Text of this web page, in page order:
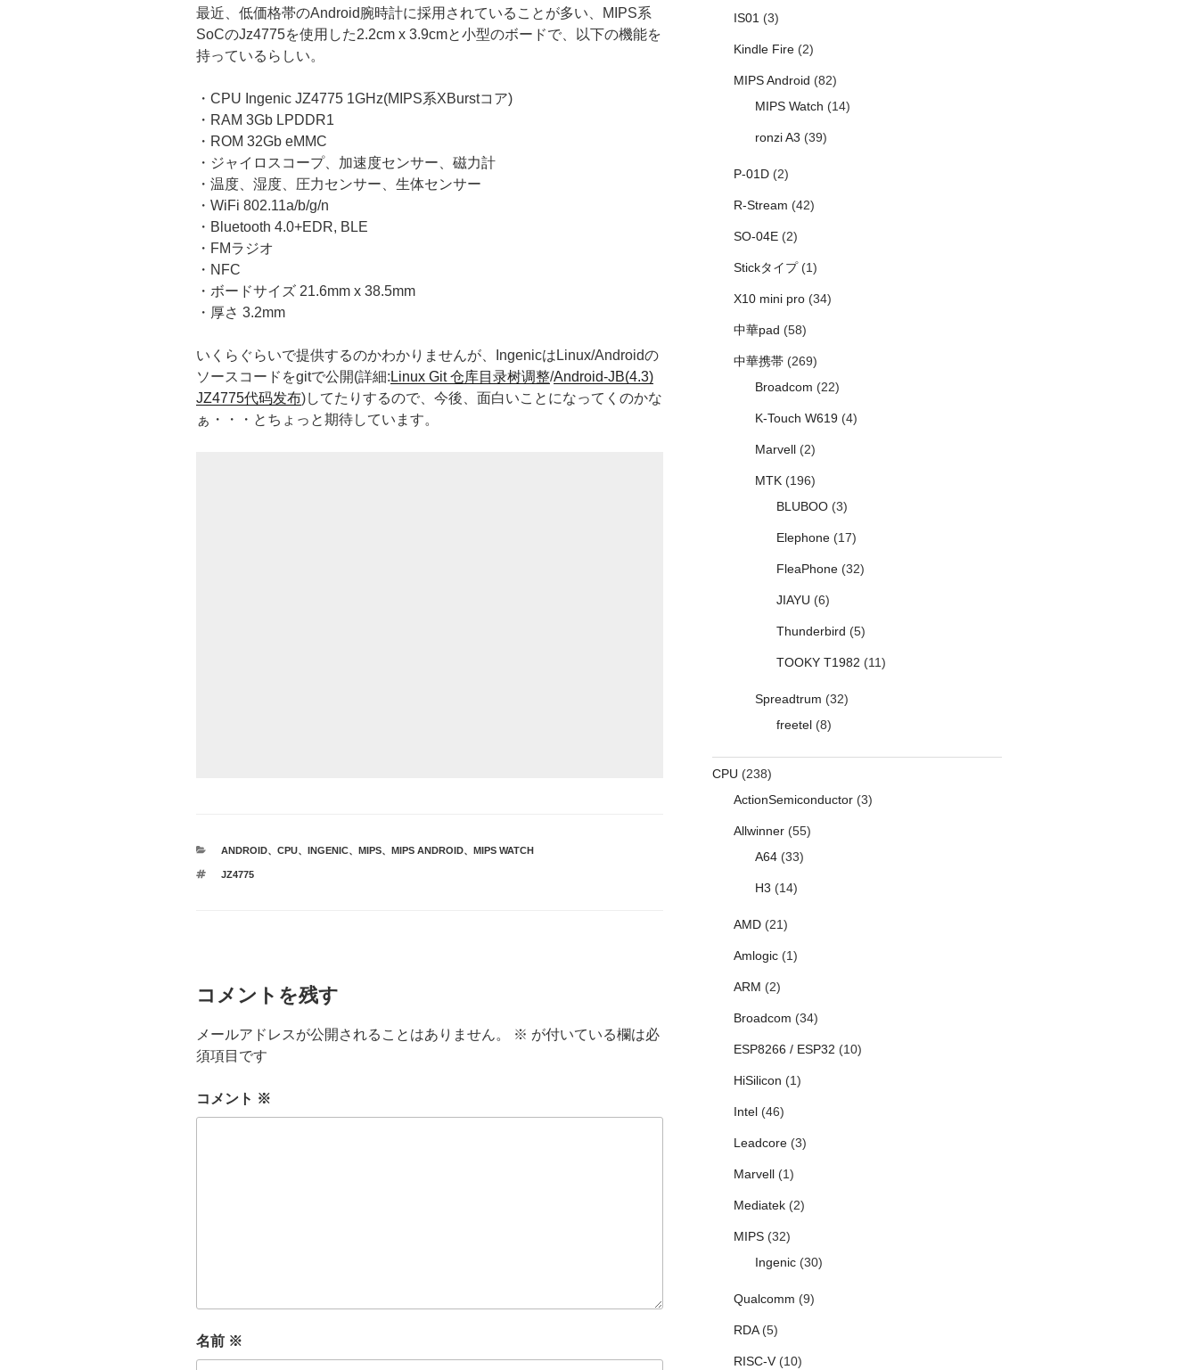
最近、低価格帯のAndroid腕時計に採用されていることが多い、MIPS系
SoCのJz4775を使用した2.2cm x 3.9cmと小型のボードで、以下の機能を
持っているらしい。
・CPU Ingenic JZ4775 1GHz(MIPS系XBurstコア)
・RAM 3Gb LPDDR1
・ROM 32Gb eMMC
・ジャイロスコープ、加速度センサー、磁力計
・温度、湿度、圧力センサー、生体センサー
・WiFi 802.11a/b/g/n
・Bluetooth 4.0+EDR, BLE
・FMラジオ
・NFC
・ボードサイズ 21.6mm x 38.5mm
・厚さ 3.2mm
いくらぐらいで提供するのかわかりませんが、IngenicはLinux/Androidの
ソースコードをgitで公開(詳細: Linux Git 仓库目录树调整/Android-JB(4.3)
JZ4775代码发布)してたりするので、今後、面白いことになってくのかな
ぁ・・・とちょっと期待しています。
カ
ゴ
ANDROID、 CPU、 INGENIC、 MIPS、 MIPS ANDROID、 MIPS WATCH
タ
JZ4775
コメントを残す
メールアドレスが公開されることはありません。 ※ が付いている欄は必
須項目です
コメント ※
名前 ※
IS01(3)
Kindle Fire(2)
MIPS Android (82)
MIPS Watch (14)
ronzi A3 (39)
P-01D(2)
R-Stream (42)
SO-04E(2)
Stickタイプ(1)
X10 mini pro(34)
中華pad (58)
中華携帯(269)
Broadcom (22)
K-Touch W619(4)
Marvell(2)
MTK(196)
BLUBOO(3)
Elephone(17)
FleaPhone(32)
JIAYU (6)
Thunderbird (5)
TOOKY T1982 (11)
Spreadtrum (32)
freetel(8)
CPU (238)
ActionSemiconductor(3)
Allwinner(55)
A64(33)
H3 (14)
AMD(21)
Amlogic(1)
ARM (2)
Broadcom (34)
ESP8266 / ESP32 (10)
HiSilicon (1)
Intel(46)
Leadcore(3)
Marvell(1)
Mediatek(2)
MIPS(32)
Ingenic(30)
Qualcomm (9)
RDA(5)
RISC-V(10)